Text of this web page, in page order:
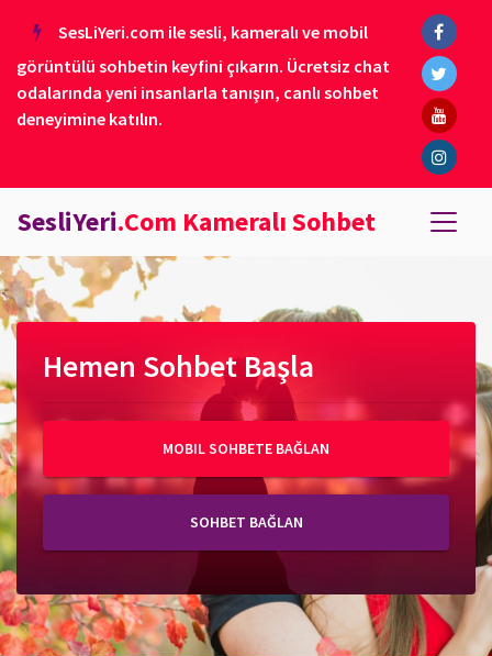
SesLiYeri.com ile sesli, kameralı ve mobil
görüntülü sohbetin keyfini çıkarın. Ücretsiz chat
odalarında yeni insanlarla tanışın, canlı sohbet
deneyimine katılın.
SesliYeri.Com Kameralı Sohbet
Hemen Sohbet Başla
MOBIL SOHBETE BAĞLAN
SOHBET BAĞLAN